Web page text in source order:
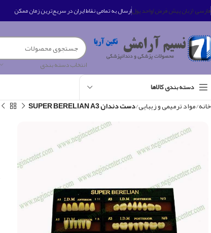
فارسی (زبان پیش فرض)واحد پولارسال به تمامی نقاط ایران در سریع‌ترین زمان ممکن
انتخاب دسته بندی
دسته بندی کالاها
خانه مواد ترمیمی و زیبایی دست دندان SUPER BERELIAN A3